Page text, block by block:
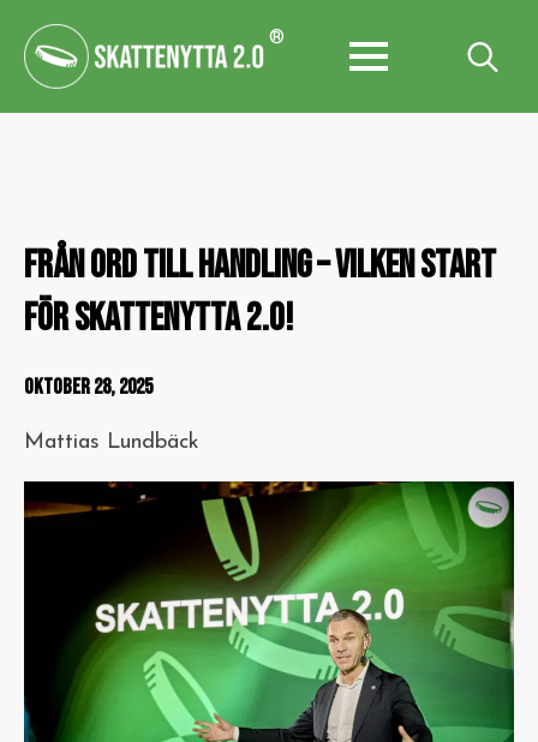
®
FRÅN ORD TILL HANDLING – VILKEN START
FÖR SKATTENYTTA 2.0!
OKTOBER 28, 2025
Mattias Lundbäck